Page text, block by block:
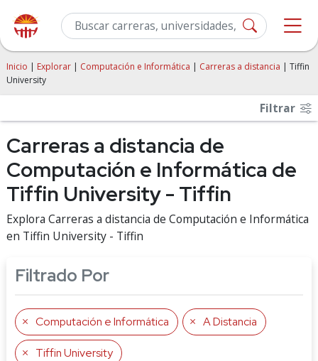
Inicio | Explorar | Computación e Informática | Carreras a distancia | Tiffin
University
Filtrar
Carreras a distancia de
Computación e Informática de
Tiffin University - Tiffin
Explora Carreras a distancia de Computación e Informática
en Tiffin University - Tiffin
Filtrado Por
Computación e Informática A Distancia
Tiffin University